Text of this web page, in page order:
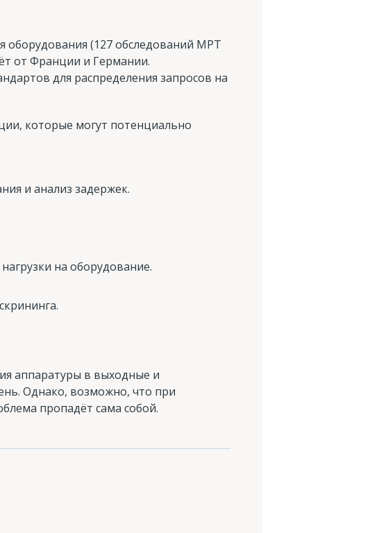
оборудования (127 обследований МРТ
от Франции и Германии.
для распределения запросов на
которые могут потенциально
и анализ задержек.
на оборудование.
аппаратуры в выходные и
Однако, возможно, что при
пропадёт сама собой.